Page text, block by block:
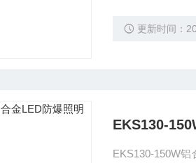
田-电厂-化工厂-
更新时间：
EKS130-
EKS130-150W